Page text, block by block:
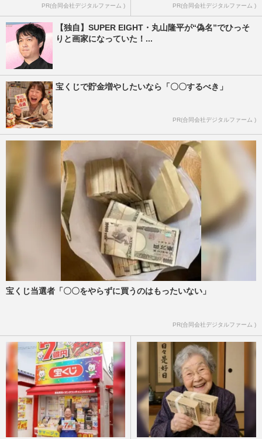
PR(合同会社デジタルファーム ) PR(合同会社デジタルファーム )
【独自】SUPER EIGHT・丸山隆平が“偽名”でひっそ
りと画家になっていた！...
宝くじで貯金増やしたいなら「〇〇するべき」
PR(合同会社デジタルファーム )
宝くじ当選者「〇〇をやらずに買うのはもったいない」
PR(合同会社デジタルファーム )